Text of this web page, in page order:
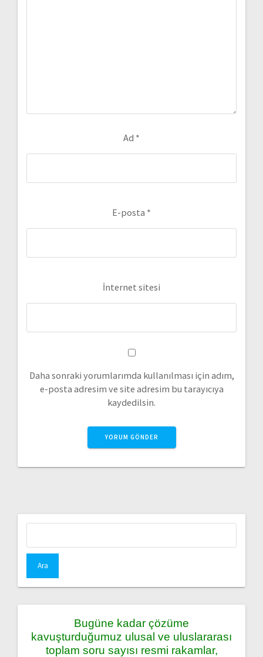
Ad *
E-posta *
İnternet sitesi
Daha sonraki yorumlarımda kullanılması için adım,
e-posta adresim ve site adresim bu tarayıcıya
kaydedilsin.
Bugüne kadar çözüme
kavuşturduğumuz ulusal ve uluslararası
toplam soru sayısı resmi rakamlar,